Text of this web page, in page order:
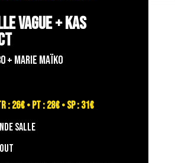
VAGUE + KAS
+ MARIE MAÏKO
: 26€ • PT : 28€ • SP : 31€
salle